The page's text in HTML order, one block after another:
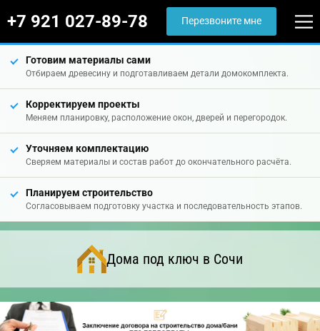
+7 921 027-89-78 Перезвоните мне
Готовим материалы сами
Отбираем древесину и подготавливаем детали домокомплекта.
Корректируем проекты
Меняем планировку, расположение окон, дверей и перегородок.
Уточняем комплектацию
Сверяем материалы и состав работ до окончательного расчёта.
Планируем строительство
Согласовываем подготовку участка и последовательность этапов.
Дома под ключ в Сочи